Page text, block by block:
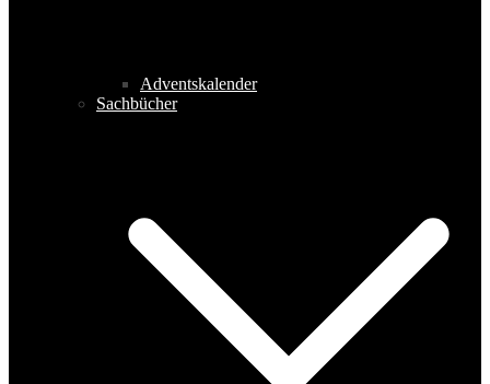
Adventskalender
Sachbücher